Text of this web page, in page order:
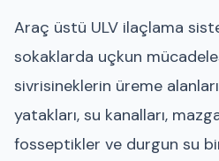
Araç üstü ULV ilaçlama
sokaklarda uçkun
sivrisineklerin üreme
yatakları, su kanalları,
fosseptikler ve durgun su